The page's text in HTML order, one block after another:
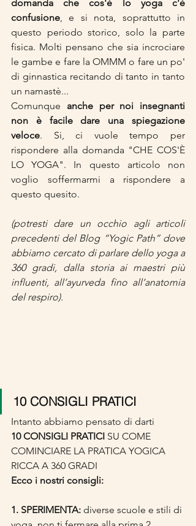
domanda che cos'è lo yoga c'è
confusione, e si nota, soprattutto in
questo periodo storico, solo la parte
fisica. Molti pensano che sia incrociare
le gambe e fare la OMMM o fare un po'
di ginnastica recitando di tanto in tanto
un namastè...
Comunque anche per noi insegnanti
non è facile dare una spiegazione
veloce. Si, ci vuole tempo per
rispondere alla domanda "CHE COS'È
LO YOGA". In questo articolo non
voglio soffermarmi a rispondere a
questo quesito.
(potresti dare un occhio agli articoli
precedenti del Blog “Yogic Path” dove
abbiamo cercato di parlare dello yoga a
360 gradi, dalla storia ai maestri più
influenti, all’ayurveda fino all’anatomia
del respiro).
10 CONSIGLI PRATICI
Intanto abbiamo pensato di darti
10 CONSIGLI PRATICI SU COME
COMINCIARE LA PRATICA YOGICA
RICCA A 360 GRADI
Ecco i nostri consigli:
1. SPERIMENTA: diverse scuole e stili di